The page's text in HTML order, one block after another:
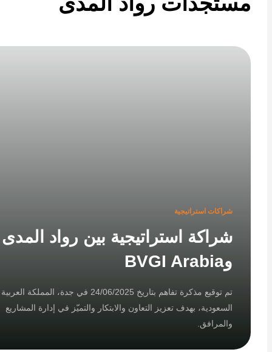
شراكات استراتيجية
شراكة استراتيجية بين رواد المدى
تم توقيع مذكرة تفاهم بتاريخ 24/06/2025 في جدة، المملكة العربية
السعودية، بهدف تعزيز التعاون والابتكار والتميّز في إدارة المشاريع